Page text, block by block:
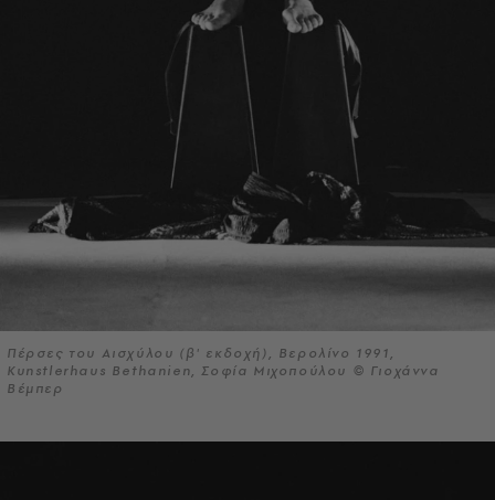
Πέρσες του Αισχύλου (β' εκδοχή), Βερολίνο 1991,
Kunstlerhaus Bethanien, Σοφία Μιχοπούλου © Γιοχάννα
Βέμπερ